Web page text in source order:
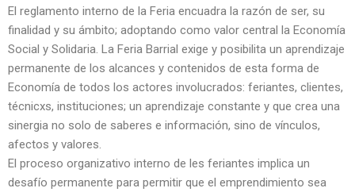
El reglamento interno de la Feria encuadra la razón de ser, su
finalidad y su ámbito; adoptando como valor central la Economía
Social y Solidaria. La Feria Barrial exige y posibilita un aprendizaje
permanente de los alcances y contenidos de esta forma de
Economía de todos los actores involucrados: feriantes, clientes,
técnicxs, instituciones; un aprendizaje constante y que crea una
sinergia no solo de saberes e información, sino de vínculos,
afectos y valores.
El proceso organizativo interno de les feriantes implica un
desafío permanente para permitir que el emprendimiento sea